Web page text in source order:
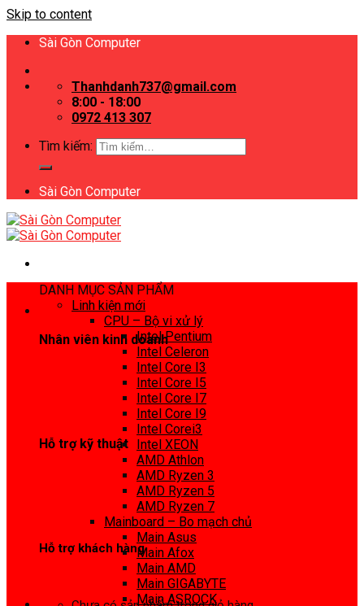
Skip to content
Sài Gòn Computer
Thanhdanh737@gmail.com
8:00 - 18:00
0972 413 307
Tìm kiếm:
Sài Gòn Computer
Nhân viên kinh doanh
Hỗ trợ kỹ thuật
Hỗ trợ khách hàng
DANH MỤC SẢN PHẨM
Linh kiện mới
CPU – Bộ vi xử lý
Intel Pentium
Intel Celeron
Intel Core I3
Intel Core I5
Intel Core I7
Intel Core I9
Intel Corei3
Intel XEON
AMD Athlon
AMD Ryzen 3
AMD Ryzen 5
AMD Ryzen 7
Mainboard – Bo mạch chủ
Main Asus
Main Afox
Main AMD
Main GIGABYTE
Main ASROCK